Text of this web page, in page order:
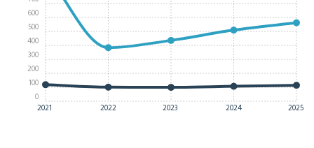
2021 2022 2023 2024 2025
0
100
200
300
400
500
600